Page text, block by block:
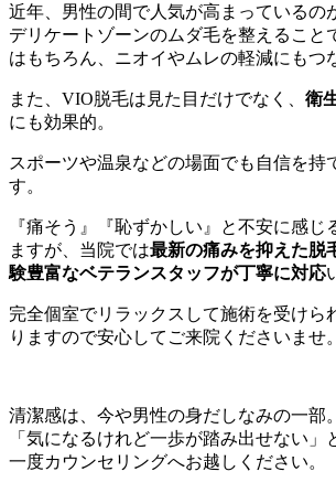
近年、男性の間で人気が高まっているの
デリケートゾーンのムダ毛を整えること
はもちろん、ニオイやムレの軽減にもつ
また、VIO脱毛は見た目だけでなく、 衛
にも効果的。
スポーツや温泉などの場面でも自信を持
す。
『痛そう』『恥ずかしい』と不安に感じ
ますが、当院では最新の痛みを抑えた脱
験豊富なベテランスタッフが丁寧に対応
完全個室でリラックスして施術を受けら
りますので安心してご来院くださいませ。
清潔感は、今や男性の身だしなみの一部。
「気になるけれど一歩が踏み出せない」
一度カウンセリングへお越しください。